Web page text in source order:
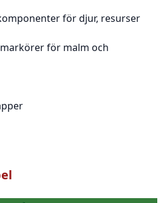
för djur, resurser
för malm och